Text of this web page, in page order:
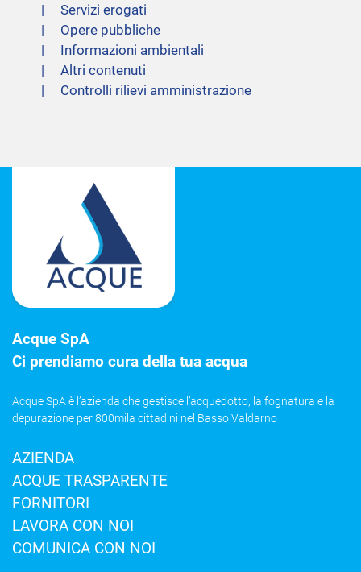
Servizi erogati
Opere pubbliche
Informazioni ambientali
Altri contenuti
Controlli rilievi amministrazione
Acque SpA
Ci prendiamo cura della tua acqua
Acque SpA è l’azienda che gestisce l’acquedotto, la fognatura e la
depurazione per 800mila cittadini nel Basso Valdarno
AZIENDA
ACQUE TRASPARENTE
FORNITORI
LAVORA CON NOI
COMUNICA CON NOI